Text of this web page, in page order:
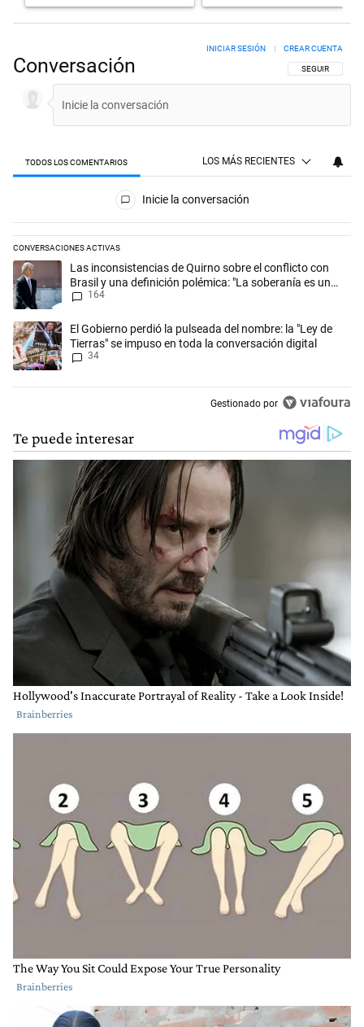
Conversación SIGA ESTA
SEGUIR
INICIAR SESIÓN CREAR CUENTA
TODOS LOS COMENTARIOS LOS MÁS RECIENTES
Todos los comentarios
Inicie la conversación
CONVERSACIONES ACTIVAS
Este listado muestra los artículos con más comentarios en los
Un artículo de tendencia con el título "Las inconsistencias de Quirno
Las inconsistencias de Quirno sobre el conflicto con
Brasil y una definición polémica: "La soberanía es un
concepto antiguo"
164
Un artículo de tendencia con el título "El Gobierno perdió la pulseada
El Gobierno perdió la pulseada del nombre: la "Ley de
Tierras" se impuso en toda la conversación digital
34
Gestionado por